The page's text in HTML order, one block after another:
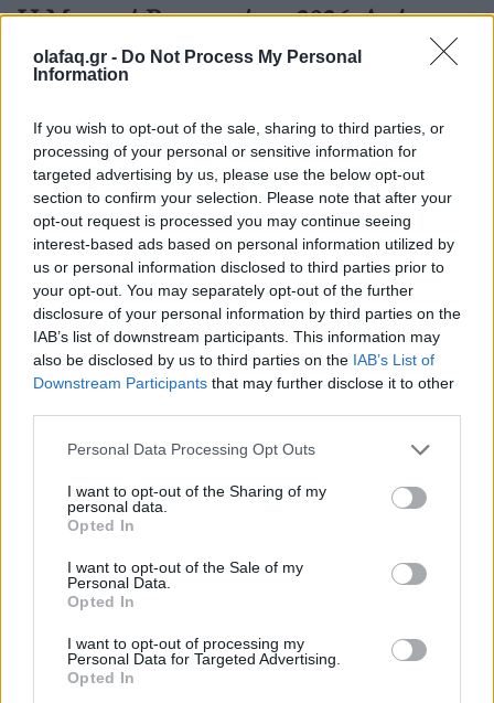
olafaq.gr - Do Not Process My Personal
Information
If you wish to opt-out of the sale, sharing to third parties, or
processing of your personal or sensitive information for
targeted advertising by us, please use the below opt-out
section to confirm your selection. Please note that after your
opt-out request is processed you may continue seeing
interest-based ads based on personal information utilized by
us or personal information disclosed to third parties prior to
your opt-out. You may separately opt-out of the further
disclosure of your personal information by third parties on the
IAB’s list of downstream participants. This information may
also be disclosed by us to third parties on the IAB’s List of
Downstream Participants that may further disclose it to other
Personal Data Processing Opt Outs
I want to opt-out of the Sharing of my
personal data.
Opted In
I want to opt-out of the Sale of my
Personal Data.
Opted In
I want to opt-out of processing my
Personal Data for Targeted Advertising.
Opted In
Η Μουσική Βιομηχανία το 2026: Από τη
στρατηγική της αφθονίας στη συστημική
εντροπία
26.05.26
Καθώς η μουσική αγορά του 2026 επιταχύνει με εκρηκτικές
κυκλοφορίες και AI uploads, όλο και περισσότερες εταιρείες
αντιμετωπίζουν υπερφόρτωση δεδομένων, αλλά, σύμφωνα με
τον Matt Jacoby, λύσεις υπάρχο
Μουσική
Η Anna von Hausswolff στο Release
Athens 2026 για μια λειτουργία σκοταδιού
και ομορφιάς